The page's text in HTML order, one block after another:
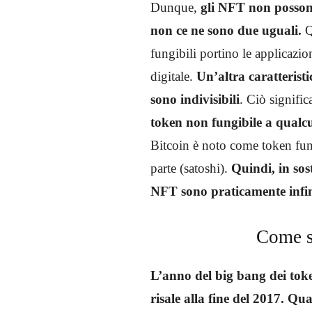
Dunque, gli NFT non
non ce ne sono due uguali.
fungibili portino le
digitale. Un’altra
sono indivisibili. Ciò
token non fungibile a
Bitcoin è noto come token
parte (satoshi). Quindi, in
NFT sono praticamente
Come
L’anno del big bang dei
risale alla fine del 2017.